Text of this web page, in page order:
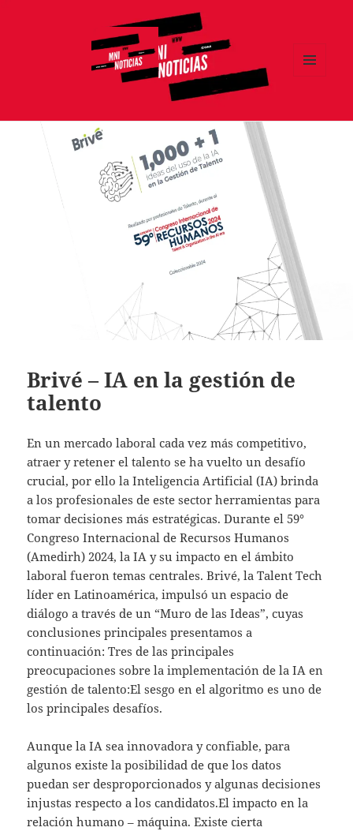
Brivé – IA en la gestión de
talento
En un mercado laboral cada vez más competitivo,
atraer y retener el talento se ha vuelto un desafío
crucial, por ello la Inteligencia Artificial (IA) brinda
a los profesionales de este sector herramientas para
tomar decisiones más estratégicas. Durante el 59°
Congreso Internacional de Recursos Humanos
(Amedirh) 2024, la IA y su impacto en el ámbito
laboral fueron temas centrales. Brivé, la Talent Tech
líder en Latinoamérica, impulsó un espacio de
diálogo a través de un “Muro de las Ideas”, cuyas
conclusiones principales presentamos a
continuación: Tres de las principales
preocupaciones sobre la implementación de la IA en
gestión de talento:El sesgo en el algoritmo es uno de
los principales desafíos.
Aunque la IA sea innovadora y confiable, para
algunos existe la posibilidad de que los datos
puedan ser desproporcionados y algunas decisiones
injustas respecto a los candidatos.El impacto en la
relación humano – máquina. Existe cierta